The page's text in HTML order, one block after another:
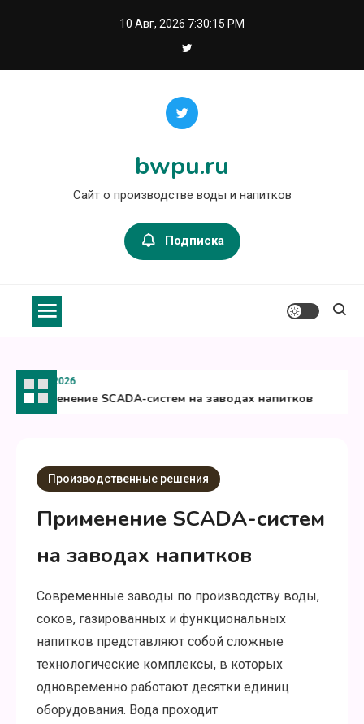
10 Авг, 2026 7:30:16 PM
bwpu.ru
Сайт о производстве воды и напитков
Подписка
09.03.2026
Применение SCADA-систем на заводах напитков
Производственные решения
Применение SCADA-систем
на заводах напитков
Современные заводы по производству воды,
соков, газированных и функциональных
напитков представляют собой сложные
технологические комплексы, в которых
одновременно работают десятки единиц
оборудования. Вода проходит